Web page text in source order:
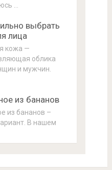
…
выбрать
лица
кожа —
облика
и мужчин.
из бананов
из бананов –
В нашем